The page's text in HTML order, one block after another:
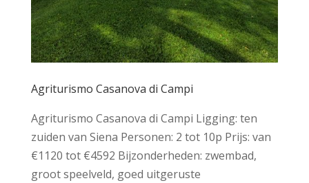
Agriturismo Casanova di Campi
Agriturismo Casanova di Campi Ligging: ten
zuiden van Siena Personen: 2 tot 10p Prijs: van
€1120 tot €4592 Bijzonderheden: zwembad,
groot speelveld, goed uitgeruste